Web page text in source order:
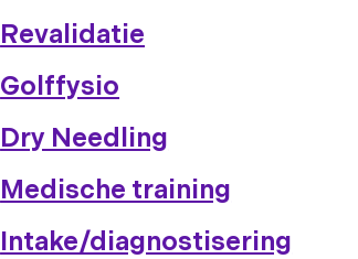
Revalidatie
Golffysio
Dry Needling
Medische training
Intake/diagnostisering